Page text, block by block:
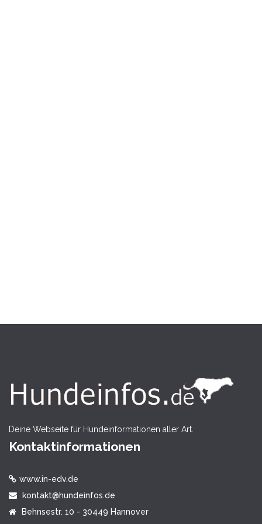
Deine Webseite für Hundeinformationen aller Art.
Kontaktinformationen
www.in-edv.de
kontakt@hundeinfos.de
Behnsestr. 10 - 30449 Hannover